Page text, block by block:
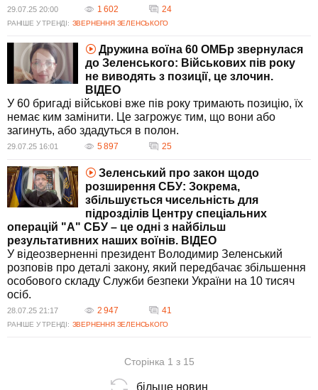
29.07.25 20:00 1 602 24
РАНІШЕ У ТРЕНДІ: ЗВЕРНЕННЯ ЗЕЛЕНСЬКОГО
Дружина воїна 60 ОМБр звернулася
до Зеленського: Військових пів року
не виводять з позиції, це злочин.
ВIДЕО
У 60 бригаді військові вже пів року тримають позицію, їх
немає ким замінити. Це загрожує тим, що вони або
загинуть, або здадуться в полон.
29.07.25 16:01 5 897 25
Зеленський про закон щодо
розширення СБУ: Зокрема,
збільшується чисельність для
підрозділів Центру спеціальних
операцій "А" СБУ – це одні з найбільш
результативних наших воїнів. ВIДЕО
У відеозверненні президент Володимир Зеленський
розповів про деталі закону, який передбачає збільшення
особового складу Служби безпеки України на 10 тисяч
осіб.
28.07.25 21:17 2 947 41
РАНІШЕ У ТРЕНДІ: ЗВЕРНЕННЯ ЗЕЛЕНСЬКОГО
Сторінка 1 з 15
більше новин